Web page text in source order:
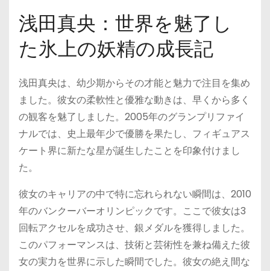
浅田真央：世界を魅了し
た氷上の妖精の成長記
浅田真央は、幼少期からその才能と魅力で注目を集め
ました。彼女の柔軟性と優雅な動きは、早くから多く
の観客を魅了しました。2005年のグランプリファイ
ナルでは、史上最年少で優勝を果たし、フィギュアス
ケート界に新たな星が誕生したことを印象付けまし
た。
彼女のキャリアの中で特に忘れられない瞬間は、2010
年のバンクーバーオリンピックです。ここで彼女は3
回転アクセルを成功させ、銀メダルを獲得しました。
このパフォーマンスは、技術と芸術性を兼ね備えた彼
女の実力を世界に示した瞬間でした。彼女の絶え間な